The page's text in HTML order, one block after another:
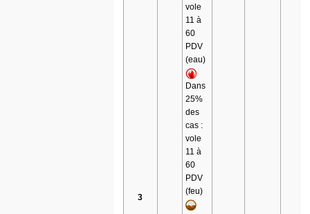
3
vole
11 à
60
PDV
(eau)
Dans
25%
des
cas :
vole
11 à
60
PDV
(feu)